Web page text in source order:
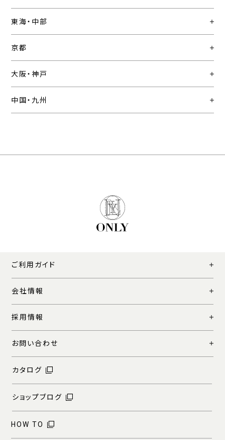
東海・中部
京都
大阪・神戸
中国・九州
ご利用ガイド
会社情報
採用情報
お問い合わせ
カタログ
ショップブログ
HOW TO